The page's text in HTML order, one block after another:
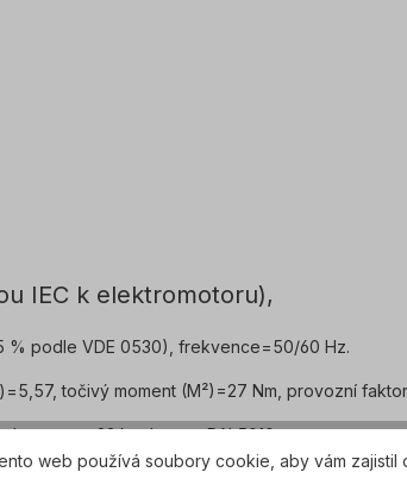
IEC k elektromotoru),
podle VDE 0530), frekvence=50/60 Hz.
točivý moment (M²)=27 Nm, provozní faktor
kg, barva=RAL5010.
ED, svorkovnice=horní (otočná).
web používá soubory cookie, aby vám zajistil